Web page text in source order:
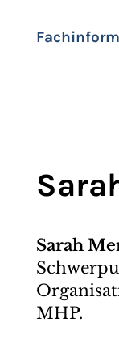
Sarah
MHP.